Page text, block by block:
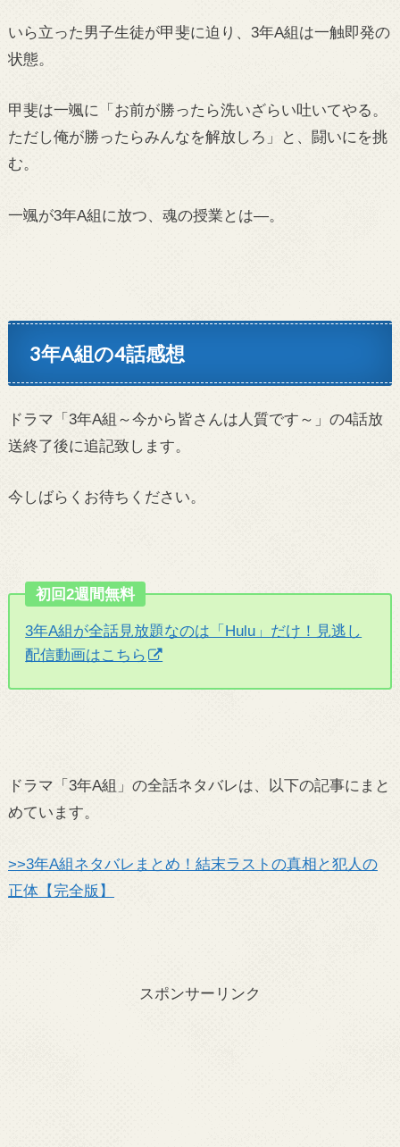
いら立った男子生徒が甲斐に迫り、3年A組は一触即発の
状態。
甲斐は一颯に「お前が勝ったら洗いざらい吐いてやる。
ただし俺が勝ったらみんなを解放しろ」と、闘いにを挑
む。
一颯が3年A組に放つ、魂の授業とは―。
3年A組の4話感想
ドラマ「3年A組～今から皆さんは人質です～」の4話放
送終了後に追記致します。
今しばらくお待ちください。
初回2週間無料
3年A組が全話見放題なのは「Hulu」だけ！見逃し
配信動画はこちら
ドラマ「3年A組」の全話ネタバレは、以下の記事にまと
めています。
>>3年A組ネタバレまとめ！結末ラストの真相と犯人の
正体【完全版】
スポンサーリンク